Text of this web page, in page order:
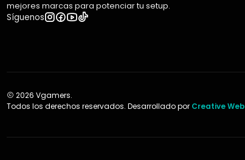
mejores marcas para potenciar tu setup.
Síguenos
2026 Vgamers.
Todos los derechos reservados. Desarrollado por Creative Web